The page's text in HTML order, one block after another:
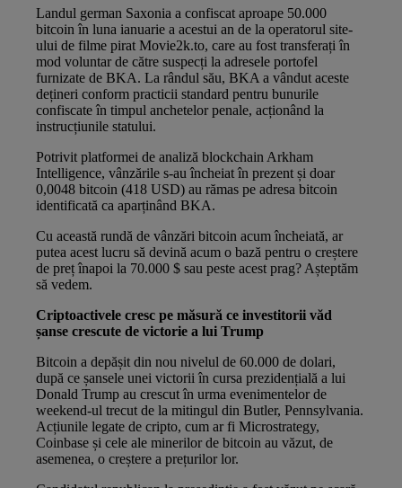
Landul german Saxonia a confiscat aproape 50.000
bitcoin în luna ianuarie a acestui an de la operatorul site-
ului de filme pirat Movie2k.to, care au fost transferați în
mod voluntar de către suspecți la adresele portofel
furnizate de BKA. La rândul său, BKA a vândut aceste
dețineri conform practicii standard pentru bunurile
confiscate în timpul anchetelor penale, acționând la
instrucțiunile statului.
Potrivit platformei de analiză blockchain Arkham
Intelligence, vânzările s-au încheiat în prezent și doar
0,0048 bitcoin (418 USD) au rămas pe adresa bitcoin
identificată ca aparținând BKA.
Cu această rundă de vânzări bitcoin acum încheiată, ar
putea acest lucru să devină acum o bază pentru o creștere
de preț înapoi la 70.000 $ sau peste acest prag? Așteptăm
să vedem.
Criptoactivele cresc pe măsură ce investitorii văd
șanse crescute de victorie a lui Trump
Bitcoin a depășit din nou nivelul de 60.000 de dolari,
după ce șansele unei victorii în cursa prezidențială a lui
Donald Trump au crescut în urma evenimentelor de
weekend-ul trecut de la mitingul din Butler, Pennsylvania.
Acțiunile legate de cripto, cum ar fi Microstrategy,
Coinbase și cele ale minerilor de bitcoin au văzut, de
asemenea, o creștere a prețurilor lor.